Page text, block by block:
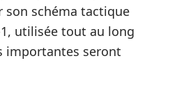
son schéma tactique
utilisée tout au long
importantes seront